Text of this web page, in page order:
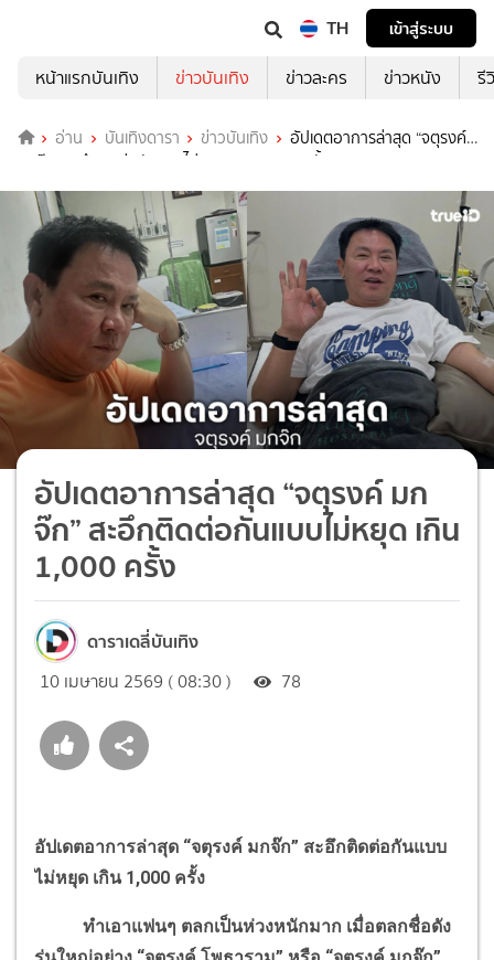
TH
เข้าสู่ระบบ
หน้าแรกบันเทิง
ข่าวบันเทิง ข่าวละคร ข่าวหนัง รี
อ่าน บันเทิงดารา ข่าวบันเทิง
อัปเดตอาการล่าสุด “จตุรงค์
มกจ๊ก” สะอึกติดต่อกันแบบไม่หยุด เกิน 1,000 ครั้ง
อัปเดตอาการล่าสุด “จตุรงค์ มก
จ๊ก” สะอึกติดต่อกันแบบไม่หยุด เกิน
1,000 ครั้ง
ดาราเดลี่บันเทิง
10 เมษายน 2569 ( 08:30 ) 78
อัปเดตอาการล่าสุด “จตุรงค์ มกจ๊ก” สะอึกติดต่อกันแบบ
ไม่หยุด เกิน 1,000 ครั้ง
ทำเอาแฟนๆ ตลกเป็นห่วงหนักมาก เมื่อตลกชื่อดัง